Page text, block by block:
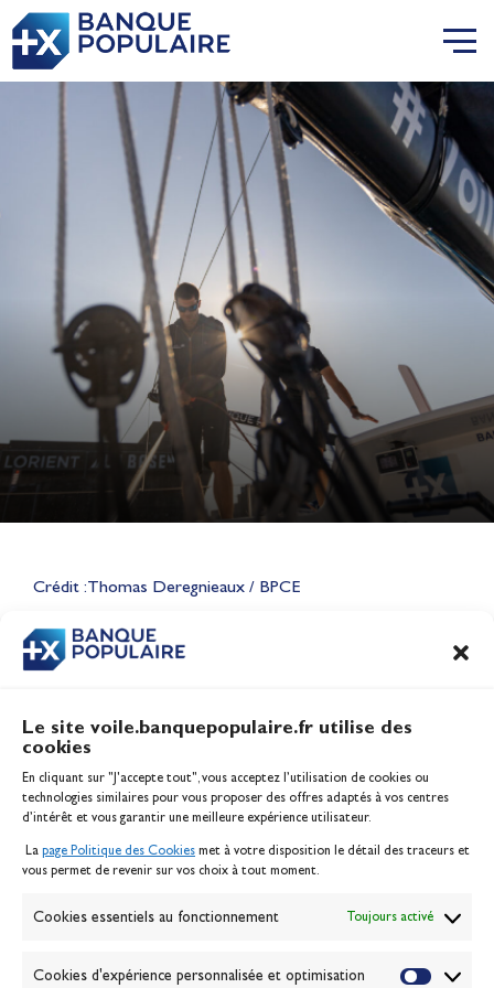
Le site voile.banquepopulaire.fr utilise des
cookies
En cliquant sur "J'accepte tout", vous acceptez l’utilisation de cookies ou
technologies similaires pour vous proposer des offres adaptés à vos centres
d’intérêt et vous garantir une meilleure expérience utilisateur.
La page Politique des Cookies met à votre disposition le détail des traceurs et
vous permet de revenir sur vos choix à tout moment.
Cookies essentiels au fonctionnement Toujours activé
Cookies d'expérience personnalisée et optimisation
Crédit : Thomas Deregnieaux / BPCE
CONTENU
Lauriane Nolot en or à Long
Jeux Olympiques 2028
Inscription serveur média
Contact
Politique des cookies
Banque de la voile
Passion Voile TV